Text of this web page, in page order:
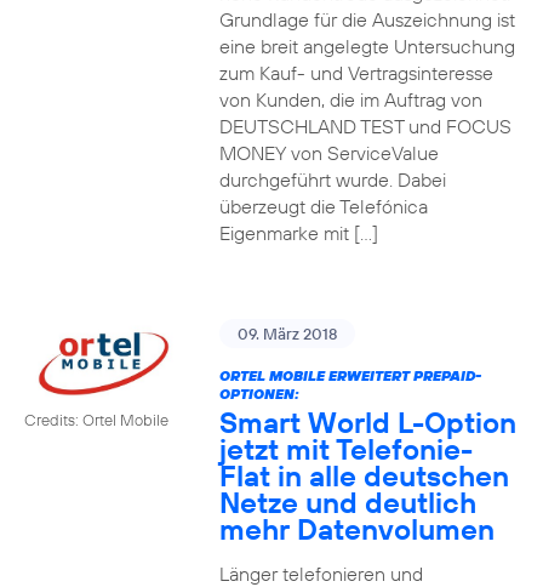
Grundlage für die Auszeichnung ist
eine breit angelegte Untersuchung
zum Kauf- und Vertragsinteresse
von Kunden, die im Auftrag von
DEUTSCHLAND TEST und FOCUS
MONEY von ServiceValue
durchgeführt wurde. Dabei
überzeugt die Telefónica
Eigenmarke mit […]
Credits: Ortel Mobile
09. März 2018
ORTEL MOBILE ERWEITERT PREPAID-
OPTIONEN:
Smart World L-Option
jetzt mit Telefonie-
Flat in alle deutschen
Netze und deutlich
mehr Datenvolumen
Länger telefonieren und